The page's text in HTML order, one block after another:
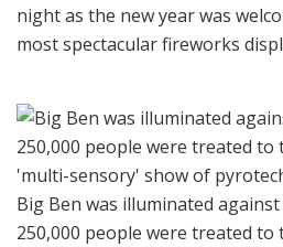
night as the new year was
most spectacular fireworks
Big Ben was illuminated
250,000 people were treated to